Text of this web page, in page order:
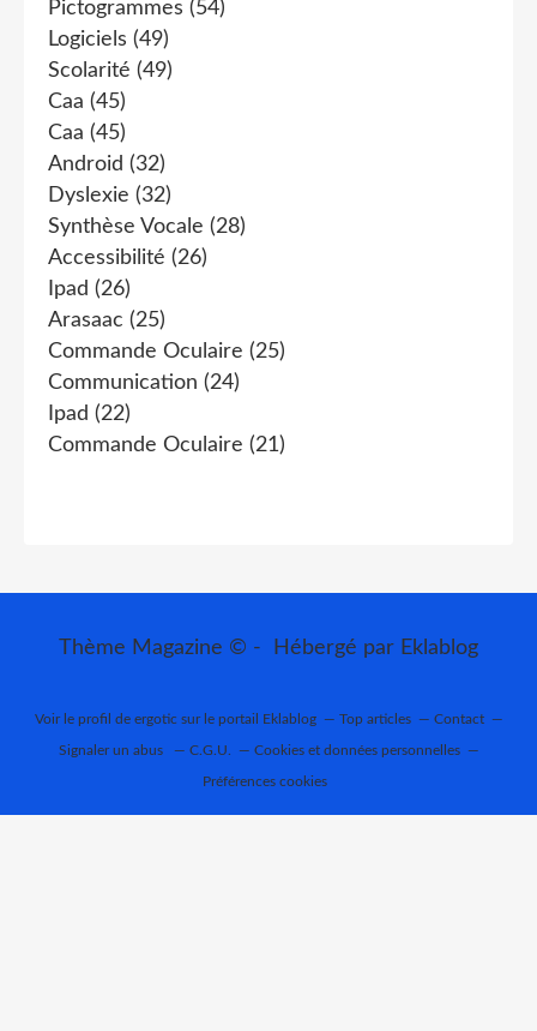
Pictogrammes (54)
Logiciels (49)
Scolarité (49)
Caa (45)
Caa (45)
Android (32)
Dyslexie (32)
Synthèse Vocale (28)
Accessibilité (26)
Ipad (26)
Arasaac (25)
Commande Oculaire (25)
Communication (24)
Ipad (22)
Commande Oculaire (21)
Thème Magazine © - Hébergé par Eklablog
Voir le profil de ergotic sur le portail Eklablog Top articles Contact
Signaler un abus C.G.U. Cookies et données personnelles
Préférences cookies